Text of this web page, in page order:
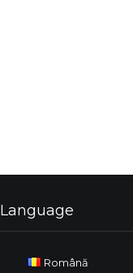
Language
Română